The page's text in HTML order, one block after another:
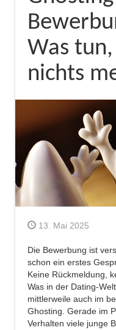
Was
nichts
13. Mai 2025
Die Bewerbung ist
schon ein erstes
Keine Rückmeldung,
Was in der Dating-
mittlerweile auch im
Ghosting. Gerade im
Verhalten viele junge